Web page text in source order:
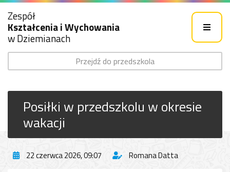
Zespół
Kształcenia i Wychowania
w Dziemianach
Przejdź do przedszkola
Posiłki w przedszkolu w okresie
wakacji
22 czerwca 2026, 09:07 Romana Datta